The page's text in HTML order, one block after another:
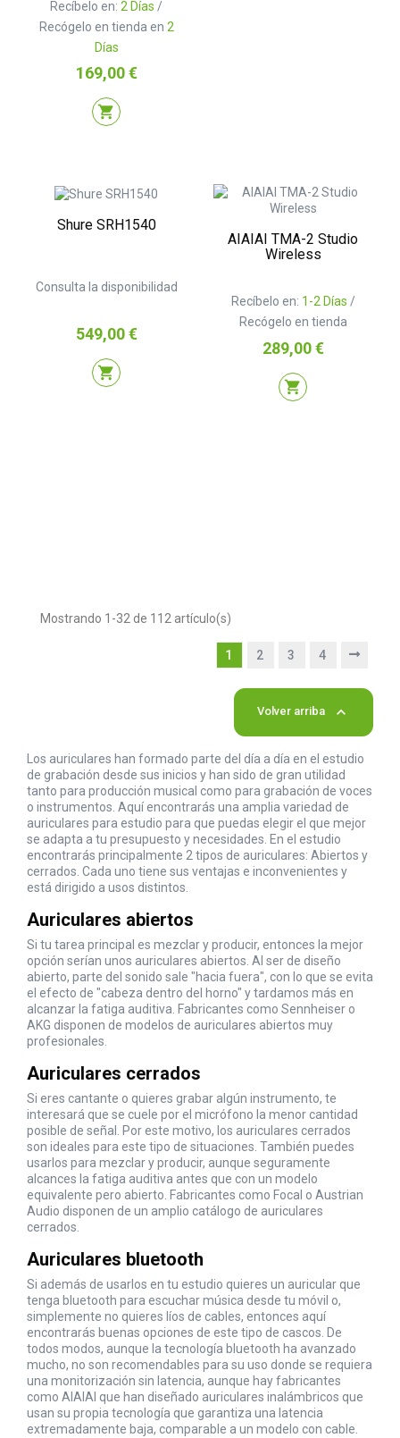
Recíbelo en: 2 Días /
Recógelo en tienda en 2
Días
Precio
169,00 €
shopping_cart
Shure SRH1540
Consulta la disponibilidad
Precio
549,00 €
shopping_cart
AIAIAI TMA-2 Studio
Wireless
Recíbelo en: 1-2 Días /
Recógelo en tienda
Precio
289,00 €
shopping_cart
Mostrando 1-32 de 112 artículo(s)
1 2 3 4
Volver arriba 
Los auriculares han formado parte del día a día en el estudio
de grabación desde sus inicios y han sido de gran utilidad
tanto para producción musical como para grabación de voces
o instrumentos. Aquí encontrarás una amplia variedad de
auriculares para estudio para que puedas elegir el que mejor
se adapta a tu presupuesto y necesidades. En el estudio
encontrarás principalmente 2 tipos de auriculares: Abiertos y
cerrados. Cada uno tiene sus ventajas e inconvenientes y
está dirigido a usos distintos.
Auriculares abiertos
Si tu tarea principal es mezclar y producir, entonces la mejor
opción serían unos auriculares abiertos. Al ser de diseño
abierto, parte del sonido sale "hacia fuera", con lo que se evita
el efecto de "cabeza dentro del horno" y tardamos más en
alcanzar la fatiga auditiva. Fabricantes como Sennheiser o
AKG disponen de modelos de auriculares abiertos muy
profesionales.
Auriculares cerrados
Si eres cantante o quieres grabar algún instrumento, te
interesará que se cuele por el micrófono la menor cantidad
posible de señal. Por este motivo, los auriculares cerrados
son ideales para este tipo de situaciones. También puedes
usarlos para mezclar y producir, aunque seguramente
alcances la fatiga auditiva antes que con un modelo
equivalente pero abierto. Fabricantes como Focal o Austrian
Audio disponen de un amplio catálogo de auriculares
cerrados.
Auriculares bluetooth
Si además de usarlos en tu estudio quieres un auricular que
tenga bluetooth para escuchar música desde tu móvil o,
simplemente no quieres líos de cables, entonces aquí
encontrarás buenas opciones de este tipo de cascos. De
todos modos, aunque la tecnología bluetooth ha avanzado
mucho, no son recomendables para su uso donde se requiera
una monitorización sin latencia, aunque hay fabricantes
como AIAIAI que han diseñado auriculares inalámbricos que
usan su propia tecnología que garantiza una latencia
extremadamente baja, comparable a un modelo con cable.